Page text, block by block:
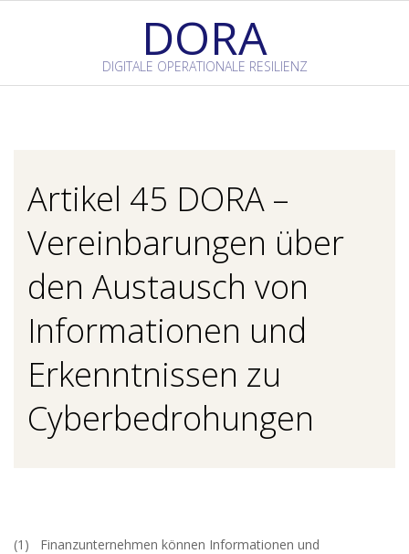
DORA
DIGITALE OPERATIONALE RESILIENZ
Artikel 45 DORA –
Vereinbarungen über
den Austausch von
Informationen und
Erkenntnissen zu
Cyberbedrohungen
(1) Finanzunternehmen können Informationen und